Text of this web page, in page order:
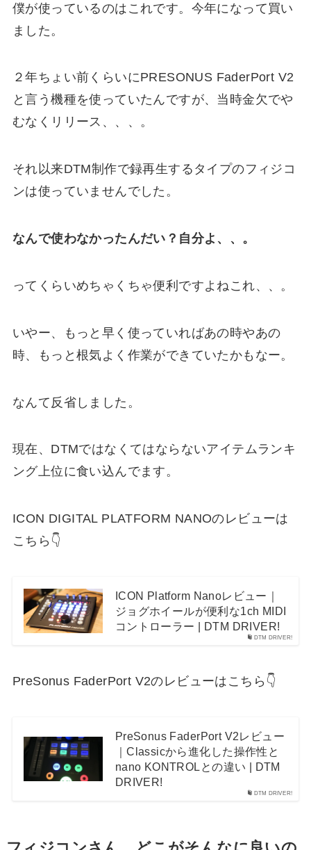
僕が使っているのはこれです。今年になって買い
ました。
２年ちょい前くらいにPRESONUS FaderPort V2
と言う機種を使っていたんですが、当時金欠でや
むなくリリース、、、。
それ以来DTM制作で録再生するタイプのフィジコ
ンは使っていませんでした。
なんで使わなかったんだい？自分よ、、。
ってくらいめちゃくちゃ便利ですよねこれ、、。
いやー、もっと早く使っていればあの時やあの
時、もっと根気よく作業ができていたかもなー。
なんて反省しました。
現在、DTMではなくてはならないアイテムランキ
ング上位に食い込んでます。
ICON DIGITAL PLATFORM NANOのレビューは
こちら👇
DTM DRIVER!
ICON Platform Nanoレビュー｜
ジョグホイールが便利な1ch MIDI
コントローラー | DTM DRIVER!
PreSonus FaderPort V2のレビューはこちら👇
DTM DRIVER!
PreSonus FaderPort V2レビュー
｜Classicから進化した操作性と
nano KONTROLとの違い | DTM
DRIVER!